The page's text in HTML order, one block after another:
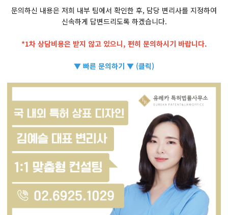
문의하신 내용은 저희 내부 팀에서 확인한 후, 담당 변리사를 지정하여
신속하게 답변드리도록 하겠습니다.
*1차 상담비용은 받지 않고 있으니, 편히 문의하시기 바랍니다.
▼ 빠른 문의하기 ▼ (클릭)